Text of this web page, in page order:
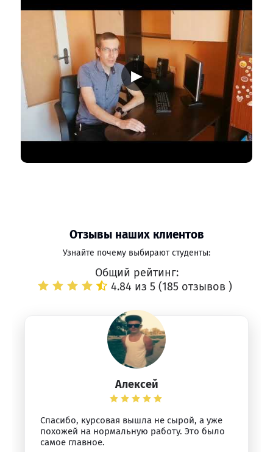
▶
Отзывы наших клиентов
Узнайте почему выбирают студенты:
Общий рейтинг:
4.84 из 5 (185 отзывов )
Алексей
Спасибо, курсовая вышла не сырой, а уже
похожей на нормальную работу. Это было
самое главное.